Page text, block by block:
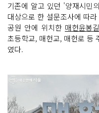
기존에 알고 있던 '양재시민
대상으로 한 설문조사에 따라
공원 안에 위치한 매헌윤봉
초등학교, 매헌교, 매헌로 등
였다.